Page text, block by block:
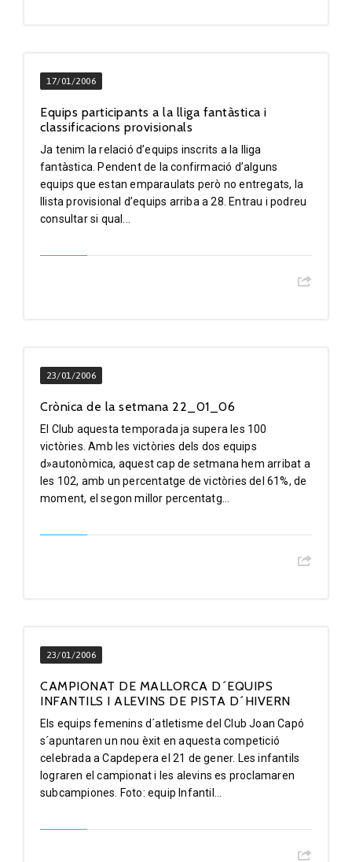
17/01/2006
Equips participants a la lliga fantàstica i
classificacions provisionals
Ja tenim la relació d’equips inscrits a la lliga
fantàstica. Pendent de la confirmació d’alguns
equips que estan emparaulats però no entregats, la
llista provisional d’equips arriba a 28. Entrau i podreu
consultar si qual...
23/01/2006
Crònica de la setmana 22_01_06
El Club aquesta temporada ja supera les 100
victòries. Amb les victòries dels dos equips
d»autonòmica, aquest cap de setmana hem arribat a
les 102, amb un percentatge de victòries del 61%, de
moment, el segon millor percentatg...
23/01/2006
CAMPIONAT DE MALLORCA D´EQUIPS
INFANTILS I ALEVINS DE PISTA D´HIVERN
Els equips femenins d´atletisme del Club Joan Capó
s´apuntaren un nou èxit en aquesta competició
celebrada a Capdepera el 21 de gener. Les infantils
lograren el campionat i les alevins es proclamaren
subcampiones. Foto: equip Infantil...